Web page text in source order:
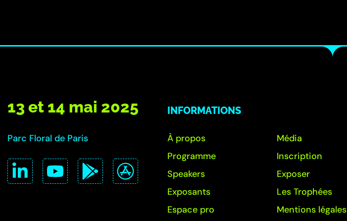
13 et 14 mai 2025
Parc Floral de Paris
INFORMATIONS
À propos
Programme
Speakers
Exposants
Espace pro
Média
Inscription
Exposer
Les Trophées
Mentions légales